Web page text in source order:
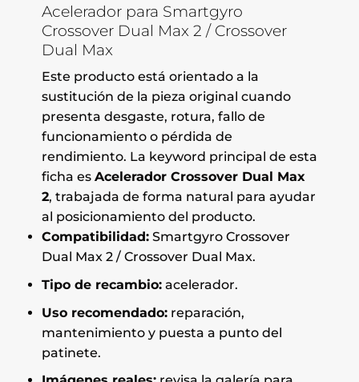
Acelerador para Smartgyro
Crossover Dual Max 2 / Crossover
Dual Max
Este producto está orientado a la
sustitución de la pieza original cuando
presenta desgaste, rotura, fallo de
funcionamiento o pérdida de
rendimiento. La keyword principal de esta
ficha es Acelerador Crossover Dual Max
2, trabajada de forma natural para ayudar
al posicionamiento del producto.
Compatibilidad:Smartgyro Crossover
Dual Max 2 / Crossover Dual Max.
Tipo de recambio:acelerador.
Uso recomendado:reparación,
mantenimiento y puesta a punto del
patinete.